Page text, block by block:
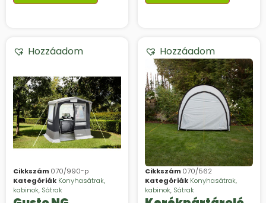
Hozzáadom
Cikkszám 070/990-p
Kategóriák Konyhasátrak,
kabinok, Sátrak
Hozzáadom
Cikkszám 070/562
Kategóriák Konyhasátrak,
kabinok, Sátrak